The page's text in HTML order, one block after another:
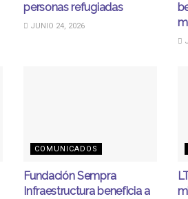
personas refugiadas
JUNIO 24, 2026
COMUNICADOS
Fundación Sempra
Infraestructura beneficia a